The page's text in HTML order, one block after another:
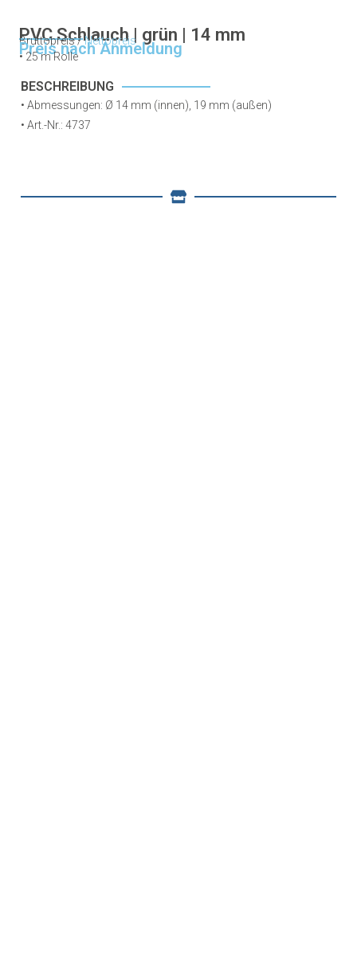
PVC Schlauch | grün | 14 mm
Bruttopreis /Nettopreis
Preis nach Anmeldung
• 25 m Rolle
BESCHREIBUNG
• Abmessungen: Ø 14 mm (innen), 19 mm (außen)
• Art.-Nr.: 4737